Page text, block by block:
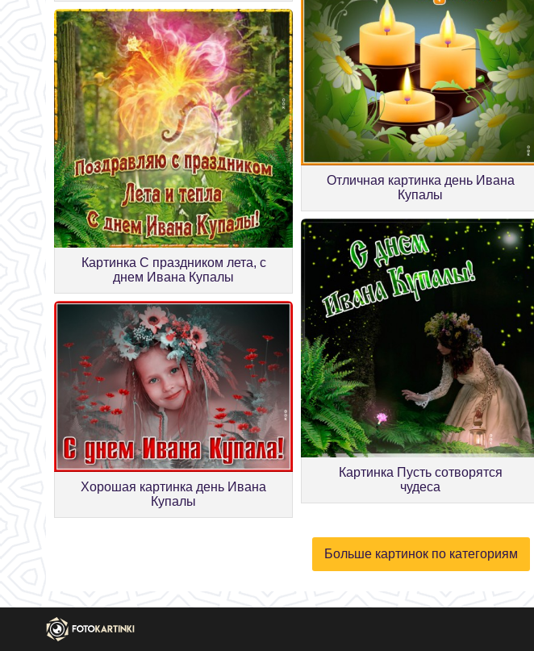
Картинка С праздником лета, с
днем Ивана Купалы
Отличная картинка день Ивана
Купалы
Хорошая картинка день Ивана
Купалы
Картинка Пусть сотворятся
чудеса
Больше картинок по категориям